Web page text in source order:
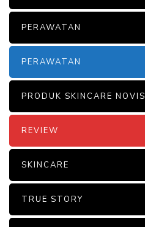
PERAWATAN
PERAWATAN
PRODUK SKINCARE NOVIS
REVIEW
SKINCARE
TRUE STORY